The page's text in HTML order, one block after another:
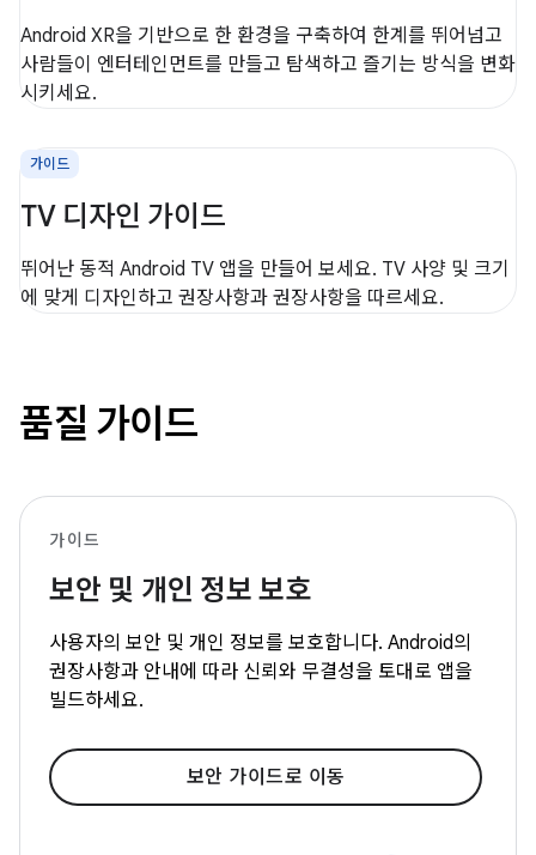
Android XR을 기반으로 한 환경을 구축하여 한계를 뛰어넘고
사람들이 엔터테인먼트를 만들고 탐색하고 즐기는 방식을 변화
시키세요.
가이드
TV 디자인 가이드
뛰어난 동적 Android TV 앱을 만들어 보세요. TV 사양 및 크기
에 맞게 디자인하고 권장사항과 권장사항을 따르세요.
품질 가이드
가이드
보안 및 개인 정보 보호
사용자의 보안 및 개인 정보를 보호합니다. Android의
권장사항과 안내에 따라 신뢰와 무결성을 토대로 앱을
빌드하세요.
보안 가이드로 이동